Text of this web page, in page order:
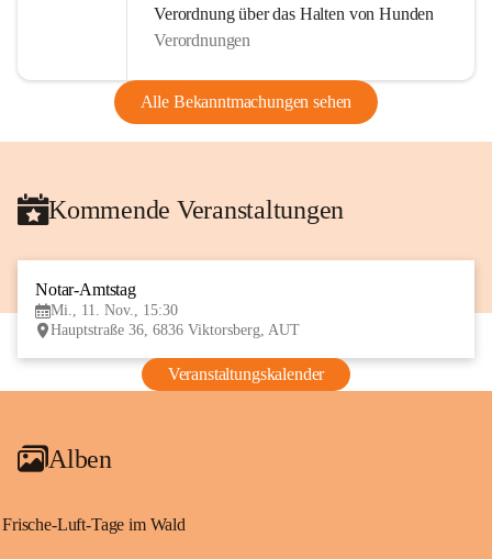
Verordnung über das Halten von Hunden
Verordnungen
Alle Bekanntmachungen sehen
Kommende Veranstaltungen
Notar-Amtstag
Mi., 11. Nov., 15:30
Hauptstraße 36, 6836 Viktorsberg, AUT
Veranstaltungskalender
Alben
Frische-Luft-Tage im Wald